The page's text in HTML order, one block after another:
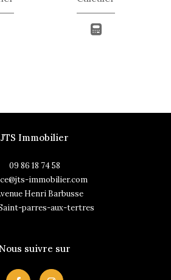
JTS Immobilier
09 86 18 74 58
immobilier.com
Henri Barbusse
saint-parres-aux-tertres
Nous suivre sur